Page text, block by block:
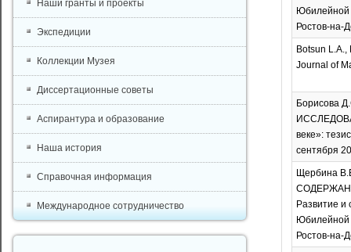
Юбилейной
Ростов-на-
Botsun
Journal of
Борисова
веке»:
сентября
Щербина
Развитие и
Юбилейной
Ростов-на-
Наши гранты и проекты
Экспедиции
Коллекции Музея
Диссертационные советы
Аспирантура и образование
Наша история
Справочная информация
Международное сотрудничество